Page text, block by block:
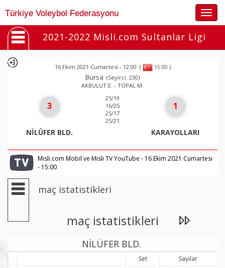
Türkiye Voleybol Federasyonu
2021-2022 Misli.com Sultanlar Ligi
16 Ekim 2021 Cumartesi - 12:00 ( 15:00 )
Bursa (Seyirci: 230)
AKBULUT E. - TOPAL M.
3
NİLÜFER BLD.
25/19
16/25
25/17
25/21
1
KARAYOLLARI
Misli.com Mobil ve Misli TV YouTube - 16 Ekim 2021 Cumartesi
- 15:00
maç istatistikleri
maç istatistikleri
NİLÜFER BLD.
Set
Sayılar